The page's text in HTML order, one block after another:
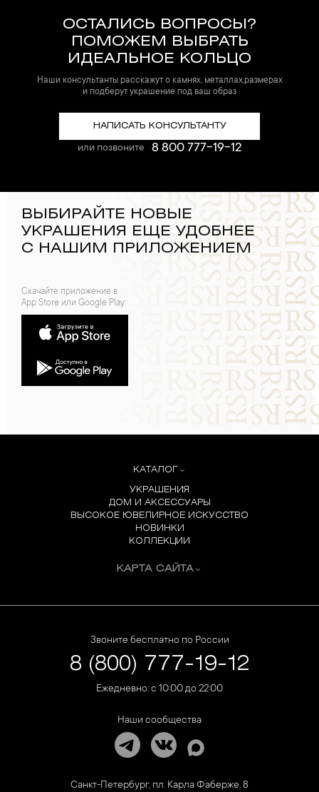
ОСТАЛИСЬ ВОПРОСЫ?
ПОМОЖЕМ ВЫБРАТЬ
ИДЕАЛЬНОЕ КОЛЬЦО
Наши консультанты расскажут о камнях, металлах,размерах
и подберут украшение под ваш образ
НАПИСАТЬ КОНСУЛЬТАНТУ
или позвоните 8 800 777-19-12
ВЫБИРАЙТЕ НОВЫЕ
УКРАШЕНИЯ ЕЩЕ УДОБНЕЕ
С НАШИМ ПРИЛОЖЕНИЕМ
Скачайте приложение в
App Store или Google Play:
КАТАЛОГ
УКРАШЕНИЯ
ДОМ И АКСЕССУАРЫ
ВЫСОКОЕ ЮВЕЛИРНОЕ ИСКУССТВО
НОВИНКИ
КОЛЛЕКЦИИ
КАРТА САЙТА
Звоните бесплатно по России
8 (800) 777-19-12
Ежедневно: с 10:00 до 22:00
Наши сообщества
Санкт-Петербург, пл. Карла Фаберже, 8